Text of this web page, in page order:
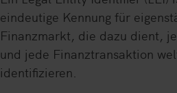
eindeutige Kennung für
Finanzmarkt, die dazu dient,
und jede Finanztransaktion
identifizieren.